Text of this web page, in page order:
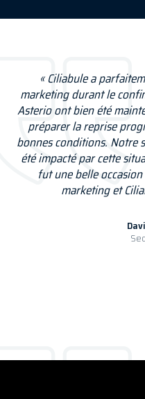
« Ciliabule a
marketing durant le
Asterio ont bien été
préparer la reprise
bonnes conditions. Notre
été impacté par cette
fut une belle
marketing et